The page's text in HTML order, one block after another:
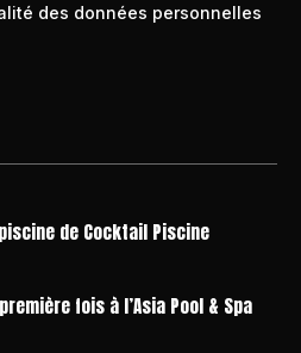
des données personnelles
de Cocktail Piscine
fois à l’Asia Pool & Spa